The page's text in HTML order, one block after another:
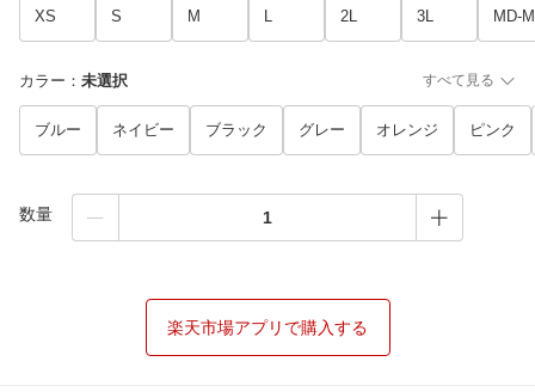
XS S M L 2L 3L MD-M
カラー ： 未選択 すべて見る
ブルー ネイビー ブラック グレー オレンジ ピンク
数量
楽天市場アプリで購入する